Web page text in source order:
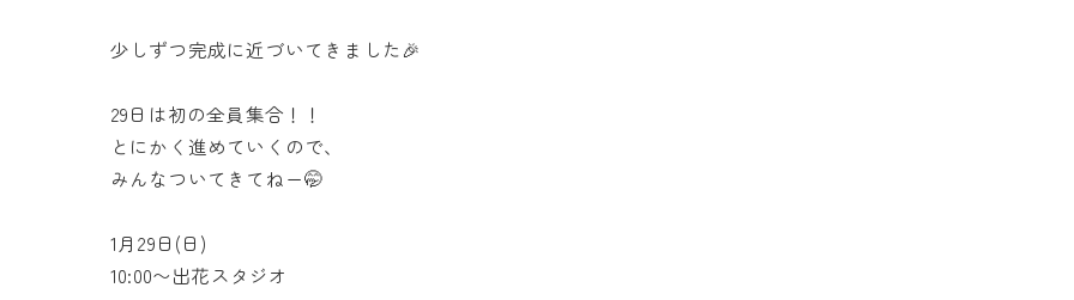
少しずつ完成に近づいてきました🎉
29日は初の全員集合！！
とにかく進めていくので、
みんなついてきてねー🤭
1月29日(日)
10:00〜出花スタジオ